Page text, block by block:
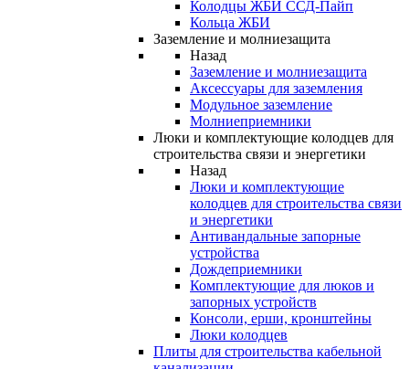
Колодцы ЖБИ ССД-Пайп
Кольца ЖБИ
Заземление и молниезащита
Назад
Заземление и молниезащита
Аксессуары для заземления
Модульное заземление
Молниеприемники
Люки и комплектующие колодцев для
строительства связи и энергетики
Назад
Люки и комплектующие
колодцев для строительства связи
и энергетики
Антивандальные запорные
устройства
Дождеприемники
Комплектующие для люков и
запорных устройств
Консоли, ерши, кронштейны
Люки колодцев
Плиты для строительства кабельной